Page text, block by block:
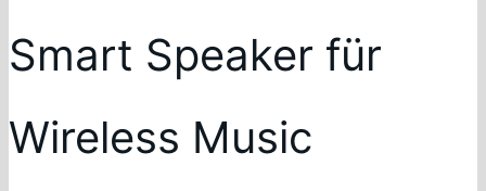
Smart Speaker für
Wireless Music